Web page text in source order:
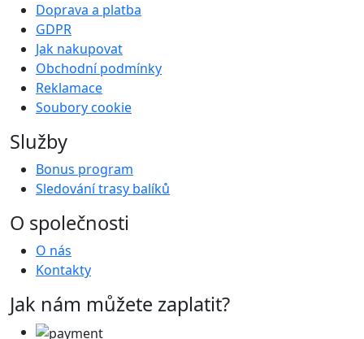
Doprava a platba
GDPR
Jak nakupovat
Obchodní podmínky
Reklamace
Soubory cookie
Služby
Bonus program
Sledování trasy balíků
O společnosti
O nás
Kontakty
Jak nám můžete zaplatit?